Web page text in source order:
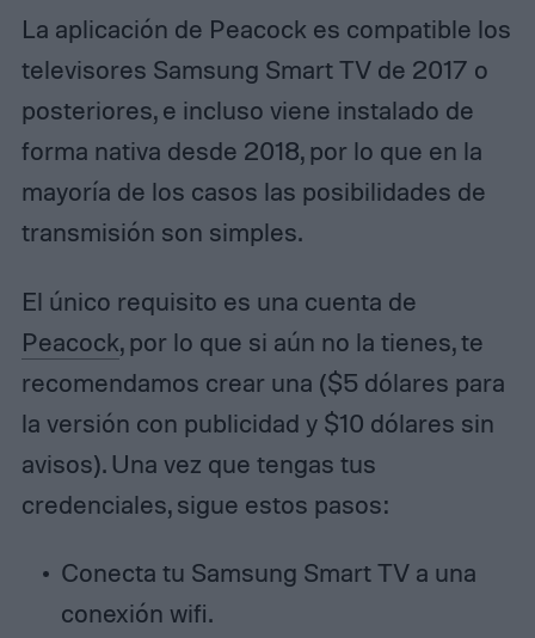
La aplicación de Peacock es compatible los
televisores Samsung Smart TV de 2017 o
posteriores, e incluso viene instalado de
forma nativa desde 2018, por lo que en la
mayoría de los casos las posibilidades de
transmisión son simples.
El único requisito es una cuenta de
Peacock, por lo que si aún no la tienes, te
recomendamos crear una ($5 dólares para
la versión con publicidad y $10 dólares sin
avisos). Una vez que tengas tus
credenciales, sigue estos pasos:
Conecta tu Samsung Smart TV a una
conexión wifi.